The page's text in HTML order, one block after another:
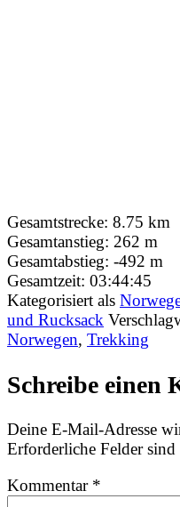
Gesamtstrecke: 8.75 km
Gesamtanstieg: 262 m
Gesamtabstieg: -492 m
Gesamtzeit: 03:44:45
Kategorisiert als
und Rucksack
Norwegen, Trekking
Schreibe einen
Deine E-Mail-Adresse
Erforderliche Felder
Kommentar *